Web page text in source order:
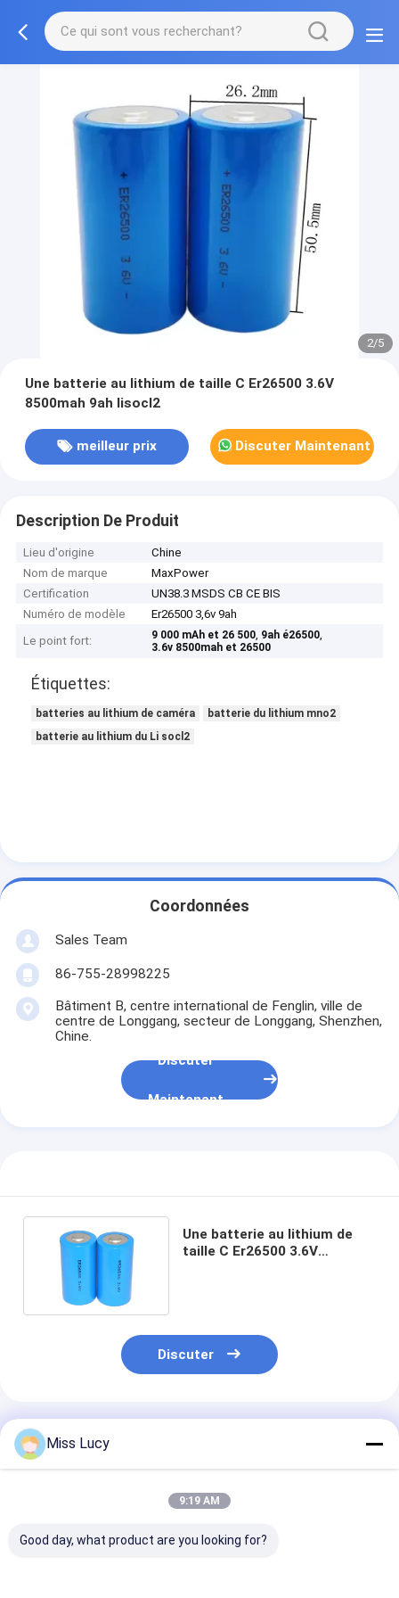
2/5
Une batterie au lithium de taille C Er26500 3.6V
8500mah 9ah lisocl2
meilleur prix Discuter Maintenant
Description De Produit
Lieu d'origine
Chine
Nom de marque
MaxPower
Certification
UN38.3 MSDS CB CE BIS
Numéro de modèle
Er26500 3,6v 9ah
Le point fort:
9 000 mAh et 26 500, 9ah é26500,
3.6v 8500mah et 26500
Étiquettes:
batteries au lithium de caméra
batterie du lithium mno2
batterie au lithium du Li socl2
Coordonnées
Sales Team
86-755-28998225
Bâtiment B, centre international de Fenglin, ville de
centre de Longgang, secteur de Longgang, Shenzhen,
Chine.
Discuter
Maintenant
Une batterie au lithium de
taille C Er26500 3.6V
Discuter
Produits Recommandés
Miss Lucy
9:19 AM
Good day, what product are you looking for?